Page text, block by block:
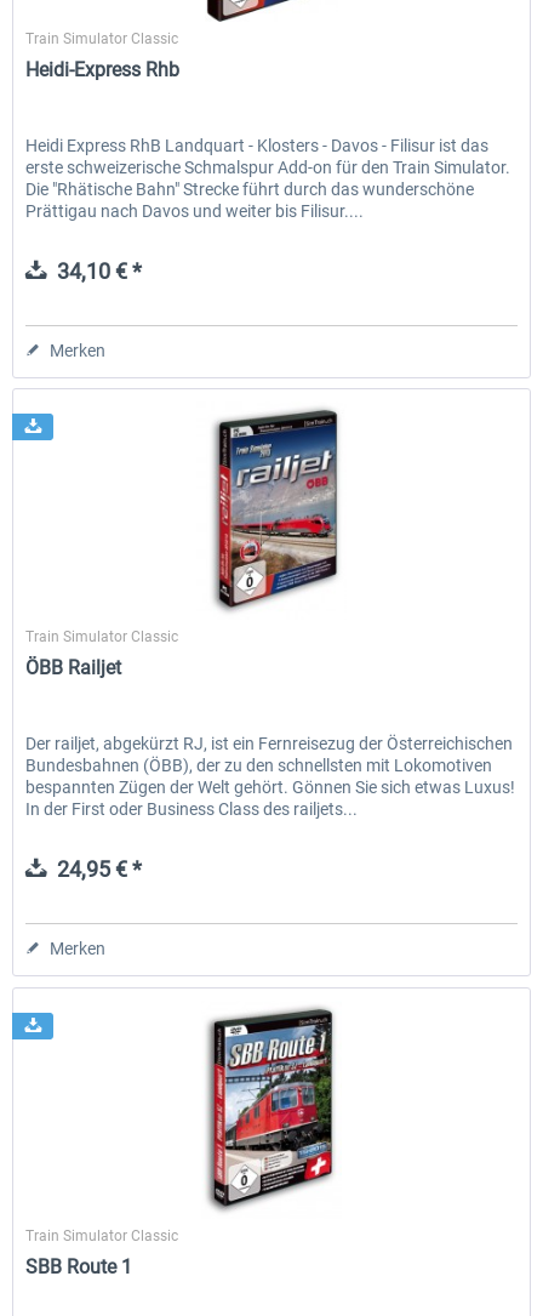
SimTrain
Train Simulator Classic
Heidi-Express Rhb
Heidi Express RhB Landquart - Klosters - Davos - Filisur ist das
erste schweizerische Schmalspur Add-on für den Train Simulator.
Die "Rhätische Bahn" Strecke führt durch das wunderschöne
Prättigau nach Davos und weiter bis Filisur....
34,10 € *
Merken
SimTrain
Train Simulator Classic
ÖBB Railjet
Der railjet, abgekürzt RJ, ist ein Fernreisezug der Österreichischen
Bundesbahnen (ÖBB), der zu den schnellsten mit Lokomotiven
bespannten Zügen der Welt gehört. Gönnen Sie sich etwas Luxus!
In der First oder Business Class des railjets...
24,95 € *
Merken
SimTrain
Train Simulator Classic
SBB Route 1